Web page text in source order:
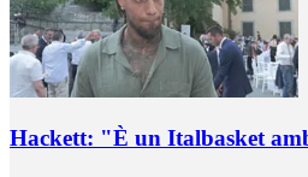
Hackett: "È un Italbasket